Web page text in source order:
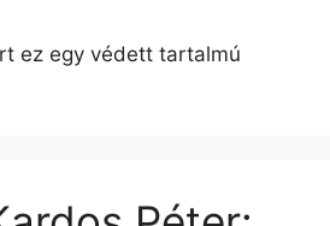
ez egy védett tartalmú